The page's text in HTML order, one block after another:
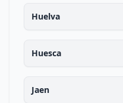
Huelva
Huesca
Jaen